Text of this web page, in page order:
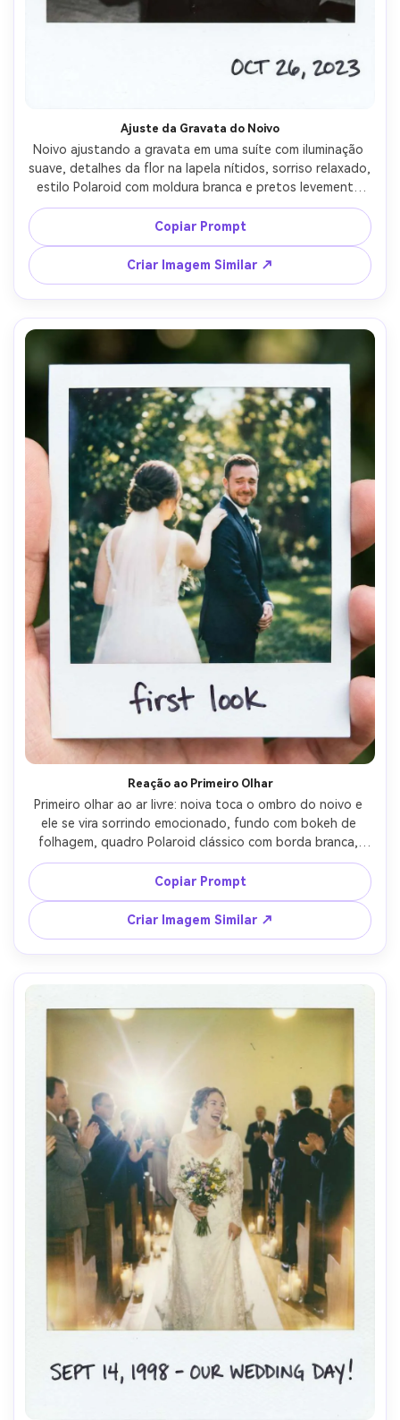
Ajuste da Gravata do Noivo
Noivo ajustando a gravata em uma suíte com iluminação
suave, detalhes da flor na lapela nítidos, sorriso relaxado,
estilo Polaroid com moldura branca e pretos levemente
desbotados, flash na câmera criando destaques nítidos,
grão sutil de filme, sensação editorial e espontânea,
captado com Sony A7IV e lente 85mm f/1.8, retrato de
meio corpo, data manuscrita na margem inferior --ar 4:5
Copiar Prompt
Criar Imagem Similar ↗
Reação ao Primeiro Olhar
Primeiro olhar ao ar livre: noiva toca o ombro do noivo e
ele se vira sorrindo emocionado, fundo com bokeh de
folhagem, quadro Polaroid clássico com borda branca,
legenda manuscrita "primeiro olhar", grão suave, leve
vinheta, flash equilibrado com luz natural, captado com
lente 35mm, composição a meia distância, clima tocante -
-ar 4:5
Copiar Prompt
Criar Imagem Similar ↗